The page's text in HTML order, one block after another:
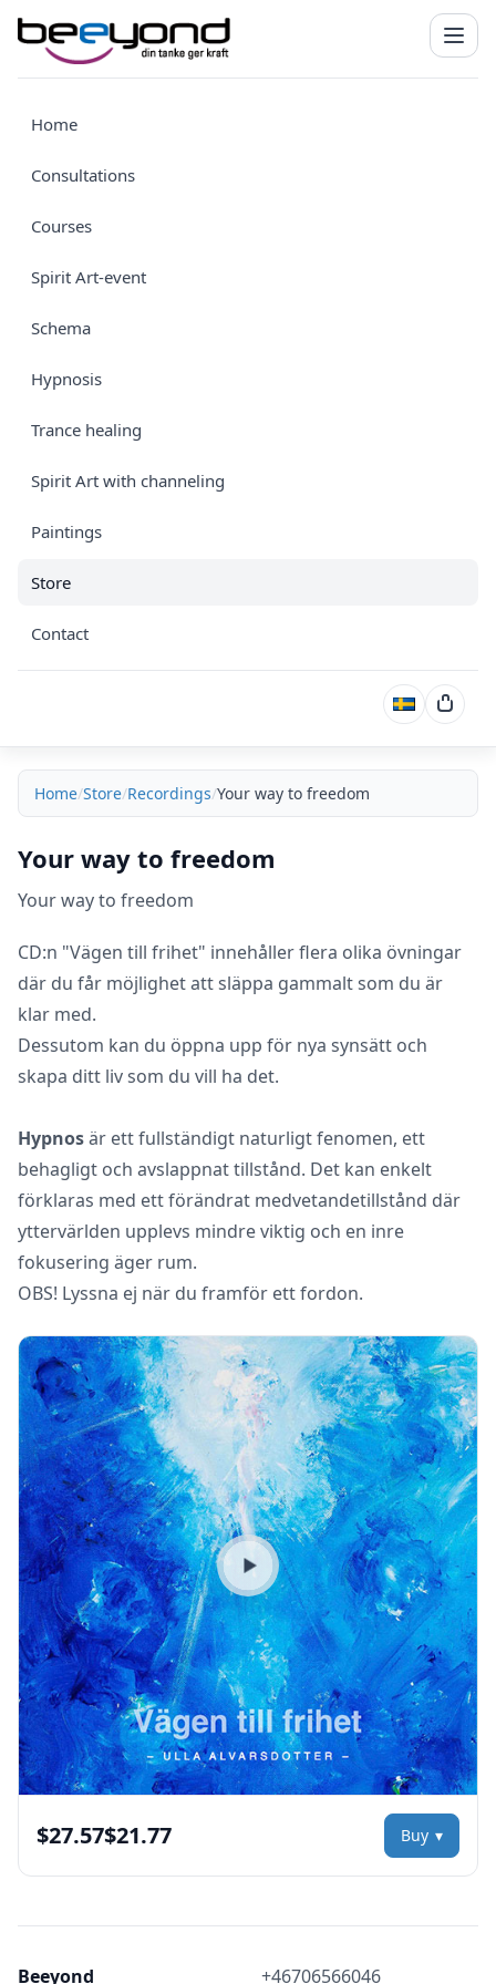
Home
Consultations
Courses
Spirit Art-event
Schema
Hypnosis
Trance healing
Spirit Art with channeling
Paintings
Store
Contact
Cart
Home Store Recordings Your way to freedom
Your way to freedom
Your way to freedom
CD:n "Vägen till frihet" innehåller flera olika övningar
där du får möjlighet att släppa gammalt som du är
klar med.
Dessutom kan du öppna upp för nya synsätt och
skapa ditt liv som du vill ha det.
Hypnosär ett fullständigt naturligt fenomen, ett
behagligt och avslappnat tillstånd. Det kan enkelt
förklaras med ett förändrat medvetandetillstånd där
yttervärlden upplevs mindre viktig och en inre
fokusering äger rum.
OBS! Lyssna ej när du framför ett fordon.
Play preview
$27.57$21.77 Buy
Beeyond +46706566046